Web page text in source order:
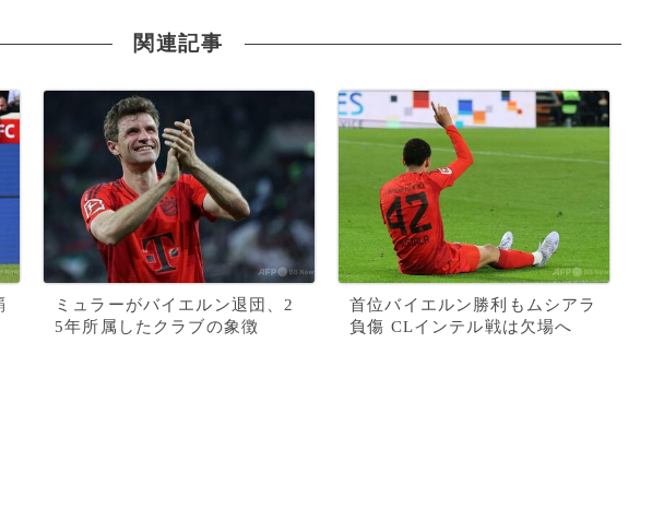
関連記事
ミュラーがバイエルン退団、2
5年所属したクラブの象徴
首位バイエルン勝利もムシアラ
負傷 CLインテル戦は欠場へ